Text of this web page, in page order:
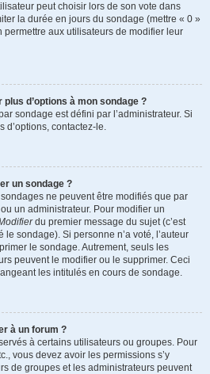
peut choisir lors de son vote dans
la durée en jours du sondage (mettre « 0 »
aux utilisateurs de modifier leur
d’options à mon sondage ?
sondage est défini par l’administrateur. Si
d’options, contactez-le.
un sondage ?
ne peuvent être modifiés que par
un administrateur. Pour modifier un
du premier message du sujet (c’est
sondage). Si personne n’a voté, l’auteur
le sondage. Autrement, seuls les
peuvent le modifier ou le supprimer. Ceci
les intitulés en cours de sondage.
à un forum ?
à certains utilisateurs ou groupes. Pour
vous devez avoir les permissions s’y
de groupes et les administrateurs peuvent